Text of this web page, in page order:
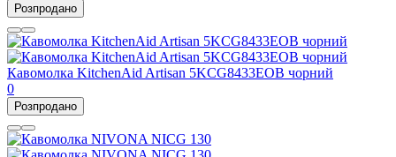
Розпродано
Кавомолка KitchenAid Artisan 5KCG8433EOB чорний
0
Розпродано